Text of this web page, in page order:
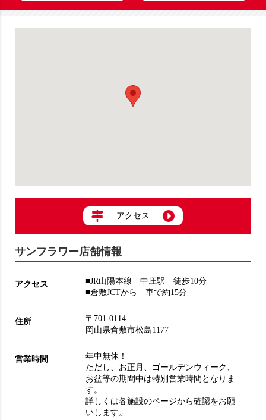
アクセス
サンフラワー店舗情報
アクセス
■JR山陽本線 中庄駅 徒歩10分
■倉敷JCTから 車で約15分
住所
〒701-0114
岡山県倉敷市松島1177
営業時間
年中無休！
ただし、お正月、ゴールデンウィーク、
お盆等の期間中は特別営業時間となりま
す。
詳しくは各施設のページから確認をお願
いします。